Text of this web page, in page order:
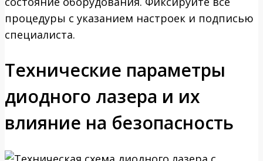
процедуры с указанием настроек и подписью
специалиста.
Технические параметры
диодного лазера и их
влияние на безопасность